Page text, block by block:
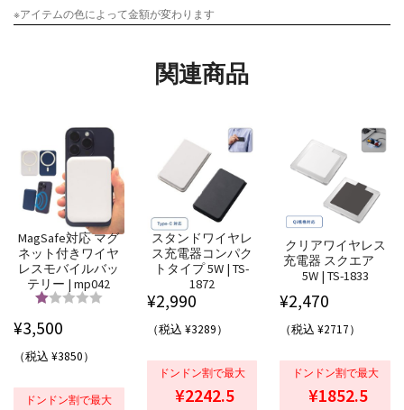
※アイテムの色によって金額が変わります
関連商品
MagSafe対応 マグ
ネット付きワイヤ
レスモバイルバッ
テリー | mp042
の評価
¥3,500
（税込 ¥3850）
ドンドン割で最大
スタンドワイヤレ
ス充電器コンパク
トタイプ 5W | TS-
1872
¥2,990
（税込 ¥3289）
ドンドン割で最大
¥2242.5
クリアワイヤレス
充電器 スクエア
5W | TS-1833
¥2,470
（税込 ¥2717）
ドンドン割で最大
¥1852.5